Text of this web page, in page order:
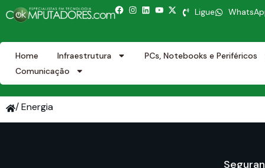
Ligue
Home Infraestrutura PCs, Notebooks e Periféricos
Comunicação
/ Energia